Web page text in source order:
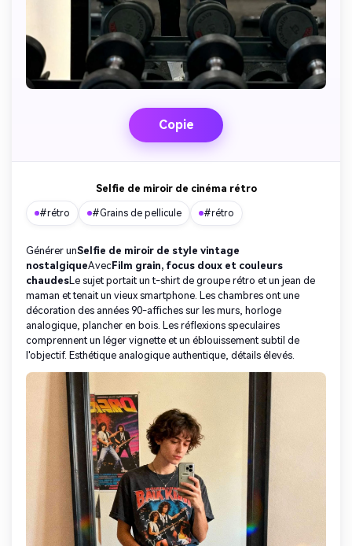
Copie
Selfie de miroir de cinéma rétro
#rétro #Grains de pellicule #rétro
Générer unSelfie de miroir de style vintage
nostalgiqueAvecFilm grain, focus doux et couleurs
chaudesLe sujet portait un t-shirt de groupe rétro et un jean de
maman et tenait un vieux smartphone. Les chambres ont une
décoration des années 90-affiches sur les murs, horloge
analogique, plancher en bois. Les réflexions speculaires
comprennent un léger vignette et un éblouissement subtil de
l'objectif. Esthétique analogique authentique, détails élevés.